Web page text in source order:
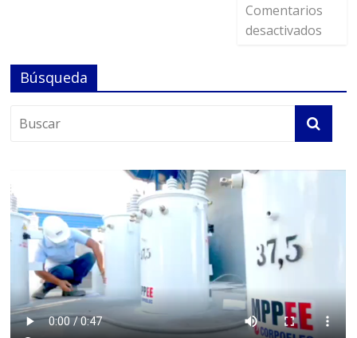
Comentarios
desactivados
Búsqueda